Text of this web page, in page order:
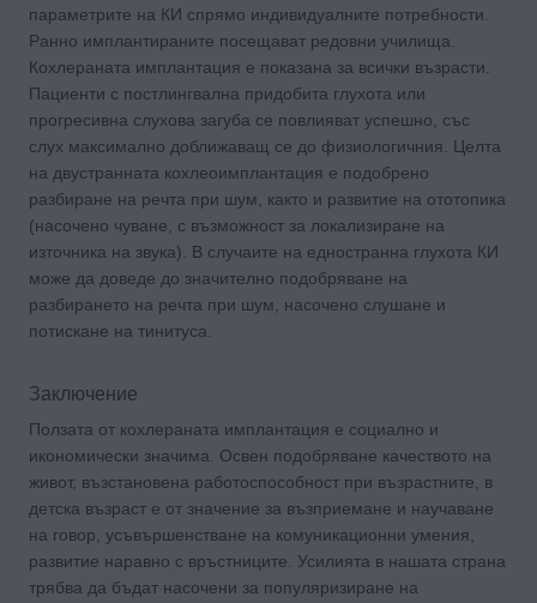
параметрите на КИ спрямо индивидуалните потребности.
Ранно имплантираните посещават редовни училища.
Кохлераната имплантация е показана за всички възрасти.
Пациенти с постлингвална придобита глухота или
прогресивна слухова загуба се повлияват успешно, със
слух максимално доближаващ се до физиологичния. Целта
на двустранната кохлеоимплантация е подобрено
разбиране на речта при шум, както и развитие на ототопика
(насочено чуване, с възможност за локализиране на
източника на звука). В случаите на едностранна глухота КИ
може да доведе до значително подобряване на
разбирането на речта при шум, насочено слушане и
потискане на тинитуса.
Заключение
Ползата от кохлераната имплантация е социално и
икономически значима. Освен подобряване качеството на
живот, възстановена работоспособност при възрастните, в
детска възраст е от значение за възприемане и научаване
на говор, усъвършенстване на комуникационни умения,
развитие наравно с връстниците. Усилията в нашата страна
трябва да бъдат насочени за популяризиране на